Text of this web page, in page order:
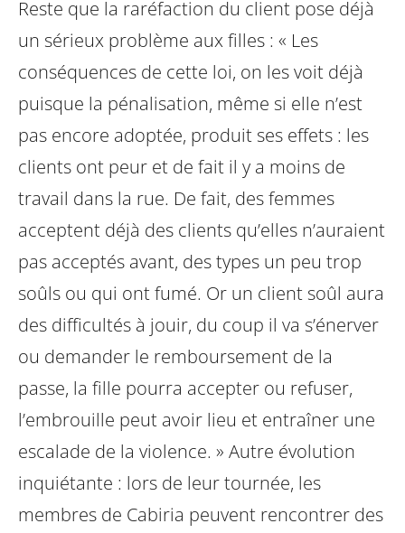
Reste que la raréfaction du client pose déjà
un sérieux problème aux filles : « Les
conséquences de cette loi, on les voit déjà
puisque la pénalisation, même si elle n’est
pas encore adoptée, produit ses effets : les
clients ont peur et de fait il y a moins de
travail dans la rue. De fait, des femmes
acceptent déjà des clients qu’elles n’auraient
pas acceptés avant, des types un peu trop
soûls ou qui ont fumé. Or un client soûl aura
des difficultés à jouir, du coup il va s’énerver
ou demander le remboursement de la
passe, la fille pourra accepter ou refuser,
l’embrouille peut avoir lieu et entraîner une
escalade de la violence. » Autre évolution
inquiétante : lors de leur tournée, les
membres de Cabiria peuvent rencontrer des